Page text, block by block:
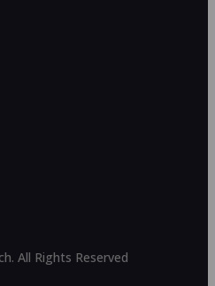
All Rights Reserved